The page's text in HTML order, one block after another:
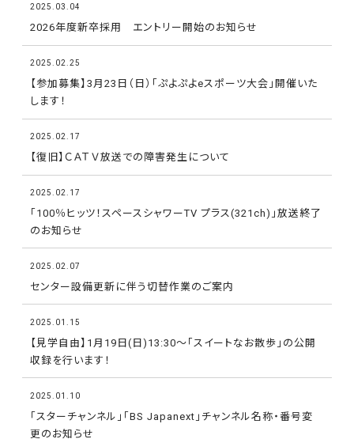
2025.03.04
2026年度新卒採用 エントリー開始のお知らせ
2025.02.25
【参加募集】3月23日（日）「ぷよぷよeスポーツ大会」開催いた
します！
2025.02.17
【復旧】ＣＡＴＶ放送での障害発生について
2025.02.17
「100％ヒッツ！スペースシャワーTV プラス(321ch)」放送終了
のお知らせ
2025.02.07
センター設備更新に伴う切替作業のご案内
2025.01.15
【見学自由】1月19日(日)13:30～｢スイートなお散歩｣の公開
収録を行います！
2025.01.10
「スターチャンネル」「BS Japanext」チャンネル名称・番号変
更のお知らせ